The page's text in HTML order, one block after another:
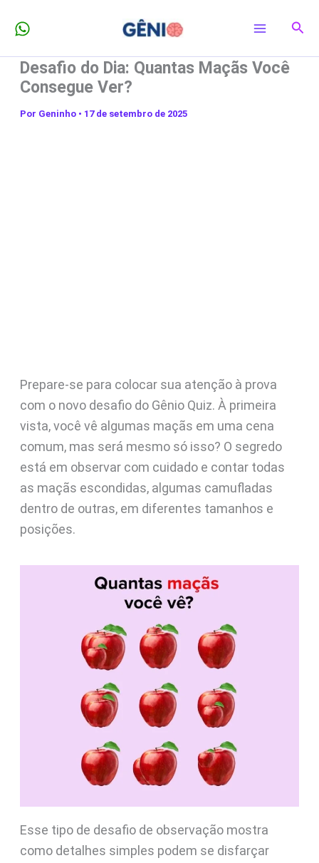
para
conteúdo
Desafio do Dia: Quantas Maçãs Você
Consegue Ver?
Por Geninho • 17 de setembro de 2025
Prepare-se para colocar sua atenção à prova
com o novo desafio do Gênio Quiz. À primeira
vista, você vê algumas maçãs em uma cena
comum, mas será mesmo só isso? O segredo
está em observar com cuidado e contar todas
as maçãs escondidas, algumas camufladas
dentro de outras, em diferentes tamanhos e
posições.
Esse tipo de desafio de observação mostra
como detalhes simples podem se disfarçar